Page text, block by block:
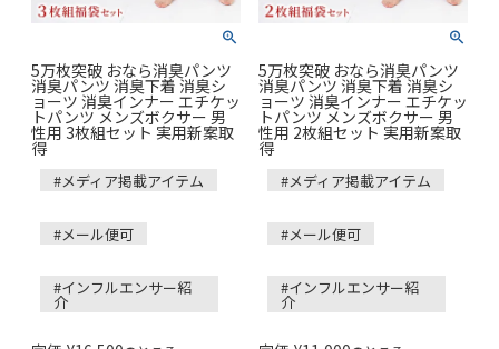
5万枚突破 おなら消臭パンツ
消臭パンツ 消臭下着 消臭シ
ョーツ 消臭インナー エチケッ
トパンツ メンズボクサー 男
性用 3枚組セット 実用新案取
得
#メディア掲載アイテム
#メール便可
#インフルエンサー紹
介
5万枚突破 おなら消臭パンツ
消臭パンツ 消臭下着 消臭シ
ョーツ 消臭インナー エチケッ
トパンツ メンズボクサー 男
性用 2枚組セット 実用新案取
得
#メディア掲載アイテム
#メール便可
#インフルエンサー紹
介